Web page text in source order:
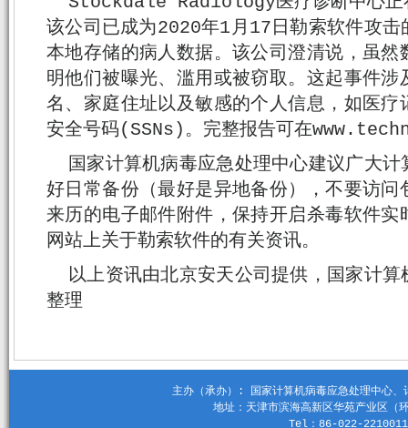
该公司已成为2020年1月17日勒索软件攻
本地存储的病人数据。该公司澄清说，虽
明他们被曝光、滥用或被窃取。这起事件
名、家庭住址以及敏感的个人信息，如医
安全号码(SSNs)。完整报告可在
国家计算机病毒应急处理中心建议广大
好日常备份（最好是异地备份），不要访
来历的电子邮件附件，保持开启杀毒软件
网站上关于勒索软件的有关资讯。
以上资讯由北京安天公司提供，国家计
整理
主办（承办）: 国家计算机病毒应急处理中心
地址：天津市滨海高新区华苑产业区
Tel：86-022-